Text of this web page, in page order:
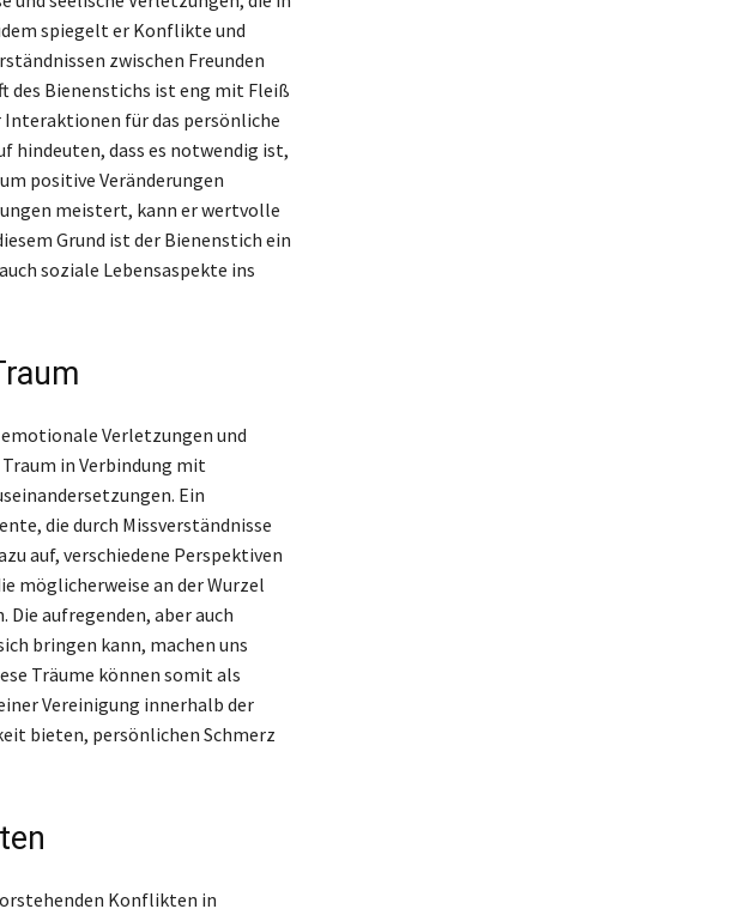
spiegelt er Konflikte und
zwischen Freunden
des Bienenstichs ist eng mit Fleiß
Interaktionen für das persönliche
hindeuten, dass es notwendig ist,
positive Veränderungen
meistert, kann er wertvolle
Grund ist der Bienenstich ein
soziale Lebensaspekte ins
Verletzungen und
in Verbindung mit
Ein
die durch Missverständnisse
auf, verschiedene Perspektiven
möglicherweise an der Wurzel
aufregenden, aber auch
bringen kann, machen uns
Träume können somit als
Vereinigung innerhalb der
bieten, persönlichen Schmerz
Konflikten in